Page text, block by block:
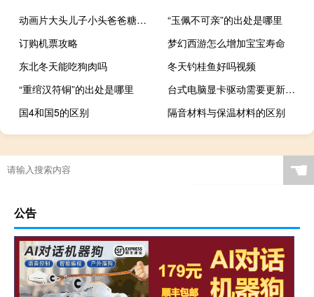
动画片大头儿子小头爸爸糖果牙医（动画片大头儿子小头爸爸）
“玉佩不可亲”的出处是哪里
订购机票攻略
梦幻西游怎么增加宝宝寿命
东北冬天能吃狗肉吗
冬天钓桂鱼好吗视频
“重绾汉符铜”的出处是哪里
台式电脑显卡驱动需要更新吗（显卡驱动需要更新吗）
国4和国5的区别
隔音材料与保温材料的区别
☚
公告